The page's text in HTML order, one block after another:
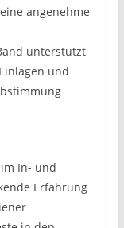
angenehme
unterstützt
und
In- und
Erfahrung